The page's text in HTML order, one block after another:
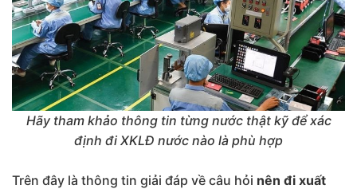
Hãy tham khảo thông tin từng nước thật kỹ để xác
định đi XKLĐ nước nào là phù hợp
Trên đây là thông tin giải đáp về câu hỏi nên đi xuất